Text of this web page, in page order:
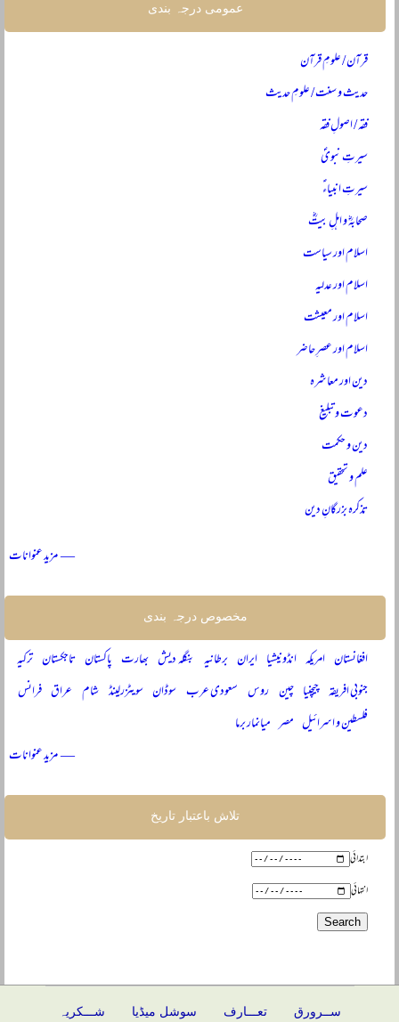
عمومی درجہ بندی
قرآن / علومِ قرآن
حدیث و سنت / علومِ حدیث
فقہ / اصولِ فقہ
سیرتِ نبویؐ
سیرتِ انبیاءؑ
صحابہؓ و اہلِ بیتؓ
اسلام اور سیاست
اسلام اور عدلیہ
اسلام اور معیشت
اسلام اور عصرِ حاضر
دین اور معاشرہ
دعوت و تبلیغ
دین و حکمت
علم و تحقیق
تذکرہ بزرگانِ دین
— مزید عنوانات
مخصوص درجہ بندی
افغانستان امریکہ انڈونیشیا ایران برطانیہ بنگلہ دیش بھارت پاکستان تاجکستان ترکیہ
جنوبی افریقہ چیچنیا چین روس سعودی عرب سوڈان سویٹزرلینڈ شام عراق فرانس
فلسطین و اسرائیل مصر میانمار برما
— مزید عنوانات
تلاش باعتبار تاریخ
ابتدائی
انتہائی
ســرورق تعـــارف سوشل میڈیا شـــکریہ